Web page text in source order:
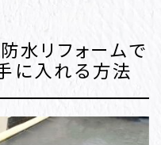
水リフォームで
に入れる方法